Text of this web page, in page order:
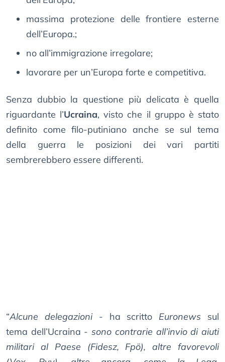
massima protezione delle frontiere esterne
dell’Europa.;
no all’immigrazione irregolare;
lavorare per un’Europa forte e competitiva.
Senza dubbio la questione più delicata è quella
riguardante l’Ucraina, visto che il gruppo è stato
definito come filo-putiniano anche se sul tema
della guerra le posizioni dei vari partiti
sembrerebbero essere differenti.
“Alcune delegazioni- ha scritto Euronews sul
tema dell’Ucraina -sono contrarie all’invio di aiuti
militari al Paese (Fidesz, Fpö), altre favorevoli